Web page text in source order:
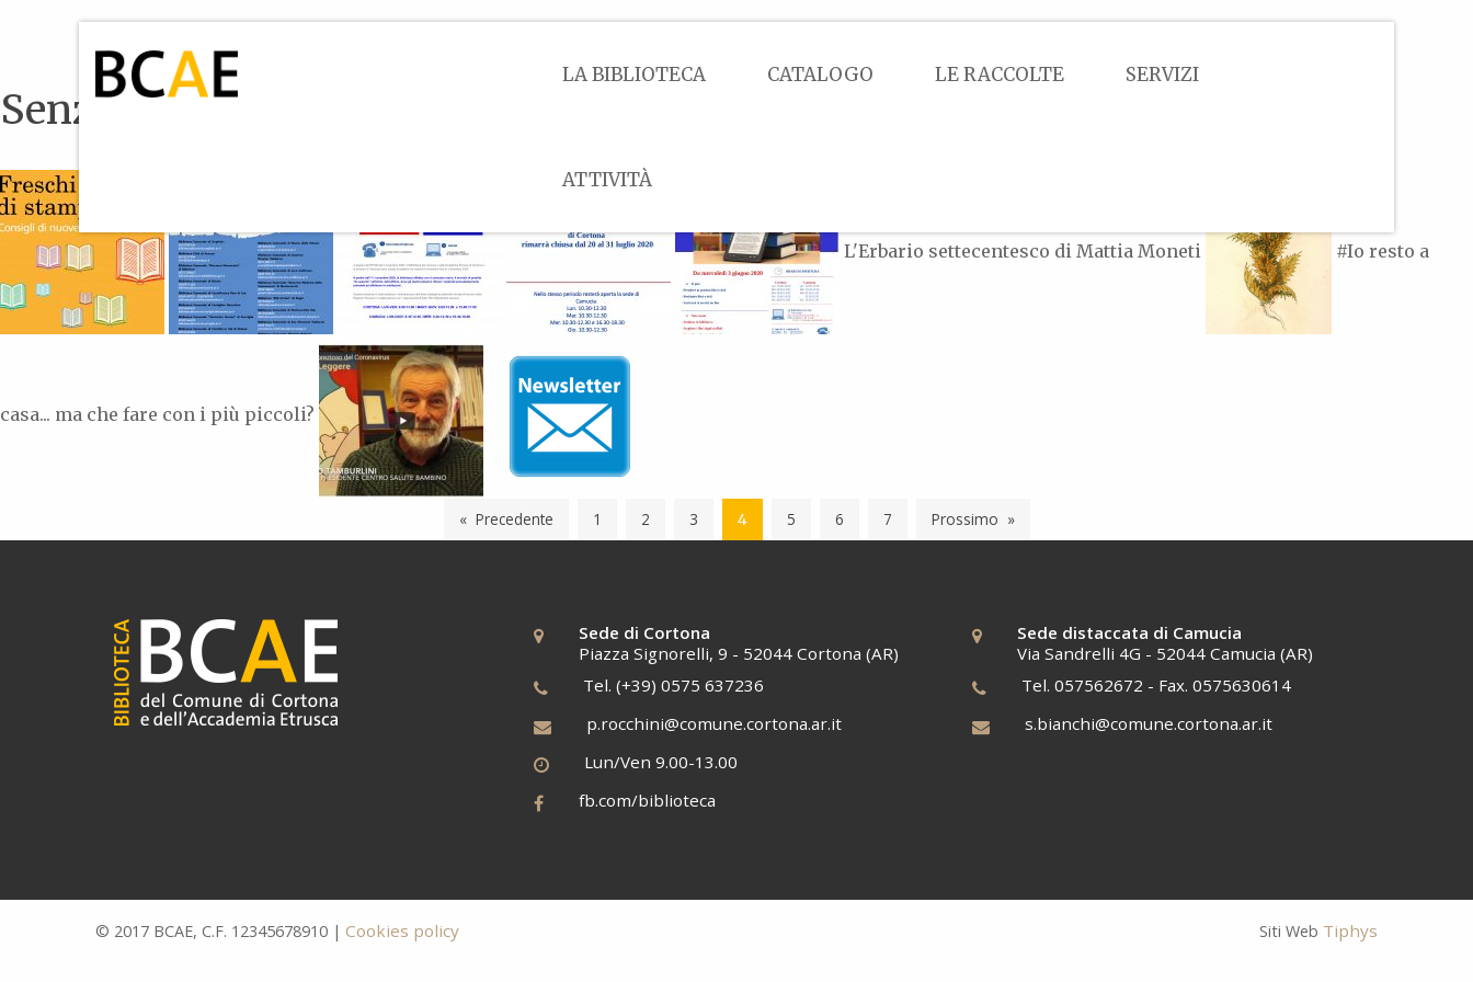
LA BIBLIOTECA CATALOGO LE RACCOLTE SERVIZI
ATTIVITÀ
Senza categoria
L'Erbario settecentesco di Mattia Moneti #Io resto a
casa... ma che fare con i più piccoli?
Precedente 1 2 3 4 5 6 7 Prossimo
Sede di Cortona
Piazza Signorelli, 9 - 52044 Cortona (AR)
Tel. (+39) 0575 637236
p.rocchini@comune.cortona.ar.it
Lun/Ven 9.00-13.00
fb.com/biblioteca
Sede distaccata di Camucia
Via Sandrelli 4G - 52044 Camucia (AR)
Tel. 057562672 - Fax. 0575630614
s.bianchi@comune.cortona.ar.it
© 2017 BCAE, C.F. 12345678910 | Cookies policy Siti Web Tiphys